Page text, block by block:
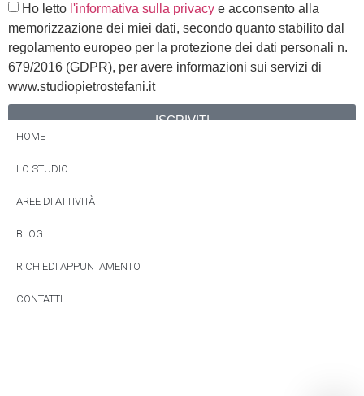
Ho letto l'informativa sulla privacy e acconsento alla
memorizzazione dei miei dati, secondo quanto stabilito dal
regolamento europeo per la protezione dei dati personali n.
679/2016 (GDPR), per avere informazioni sui servizi di
www.studiopietrostefani.it
ISCRIVITI
HOME
LO STUDIO
AREE DI ATTIVITÀ
BLOG
RICHIEDI APPUNTAMENTO
CONTATTI